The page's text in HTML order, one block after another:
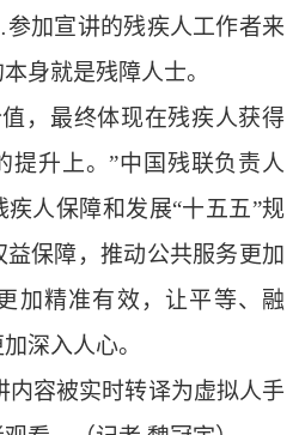
加宣讲的残疾人工作者来
身就是残障人士。
，最终体现在残疾人获得
提升上。”中国残联负责人
人保障和发展“十五五”规
保障，推动公共服务更加
加精准有效，让平等、融
深入人心。
内容被实时转译为虚拟人手